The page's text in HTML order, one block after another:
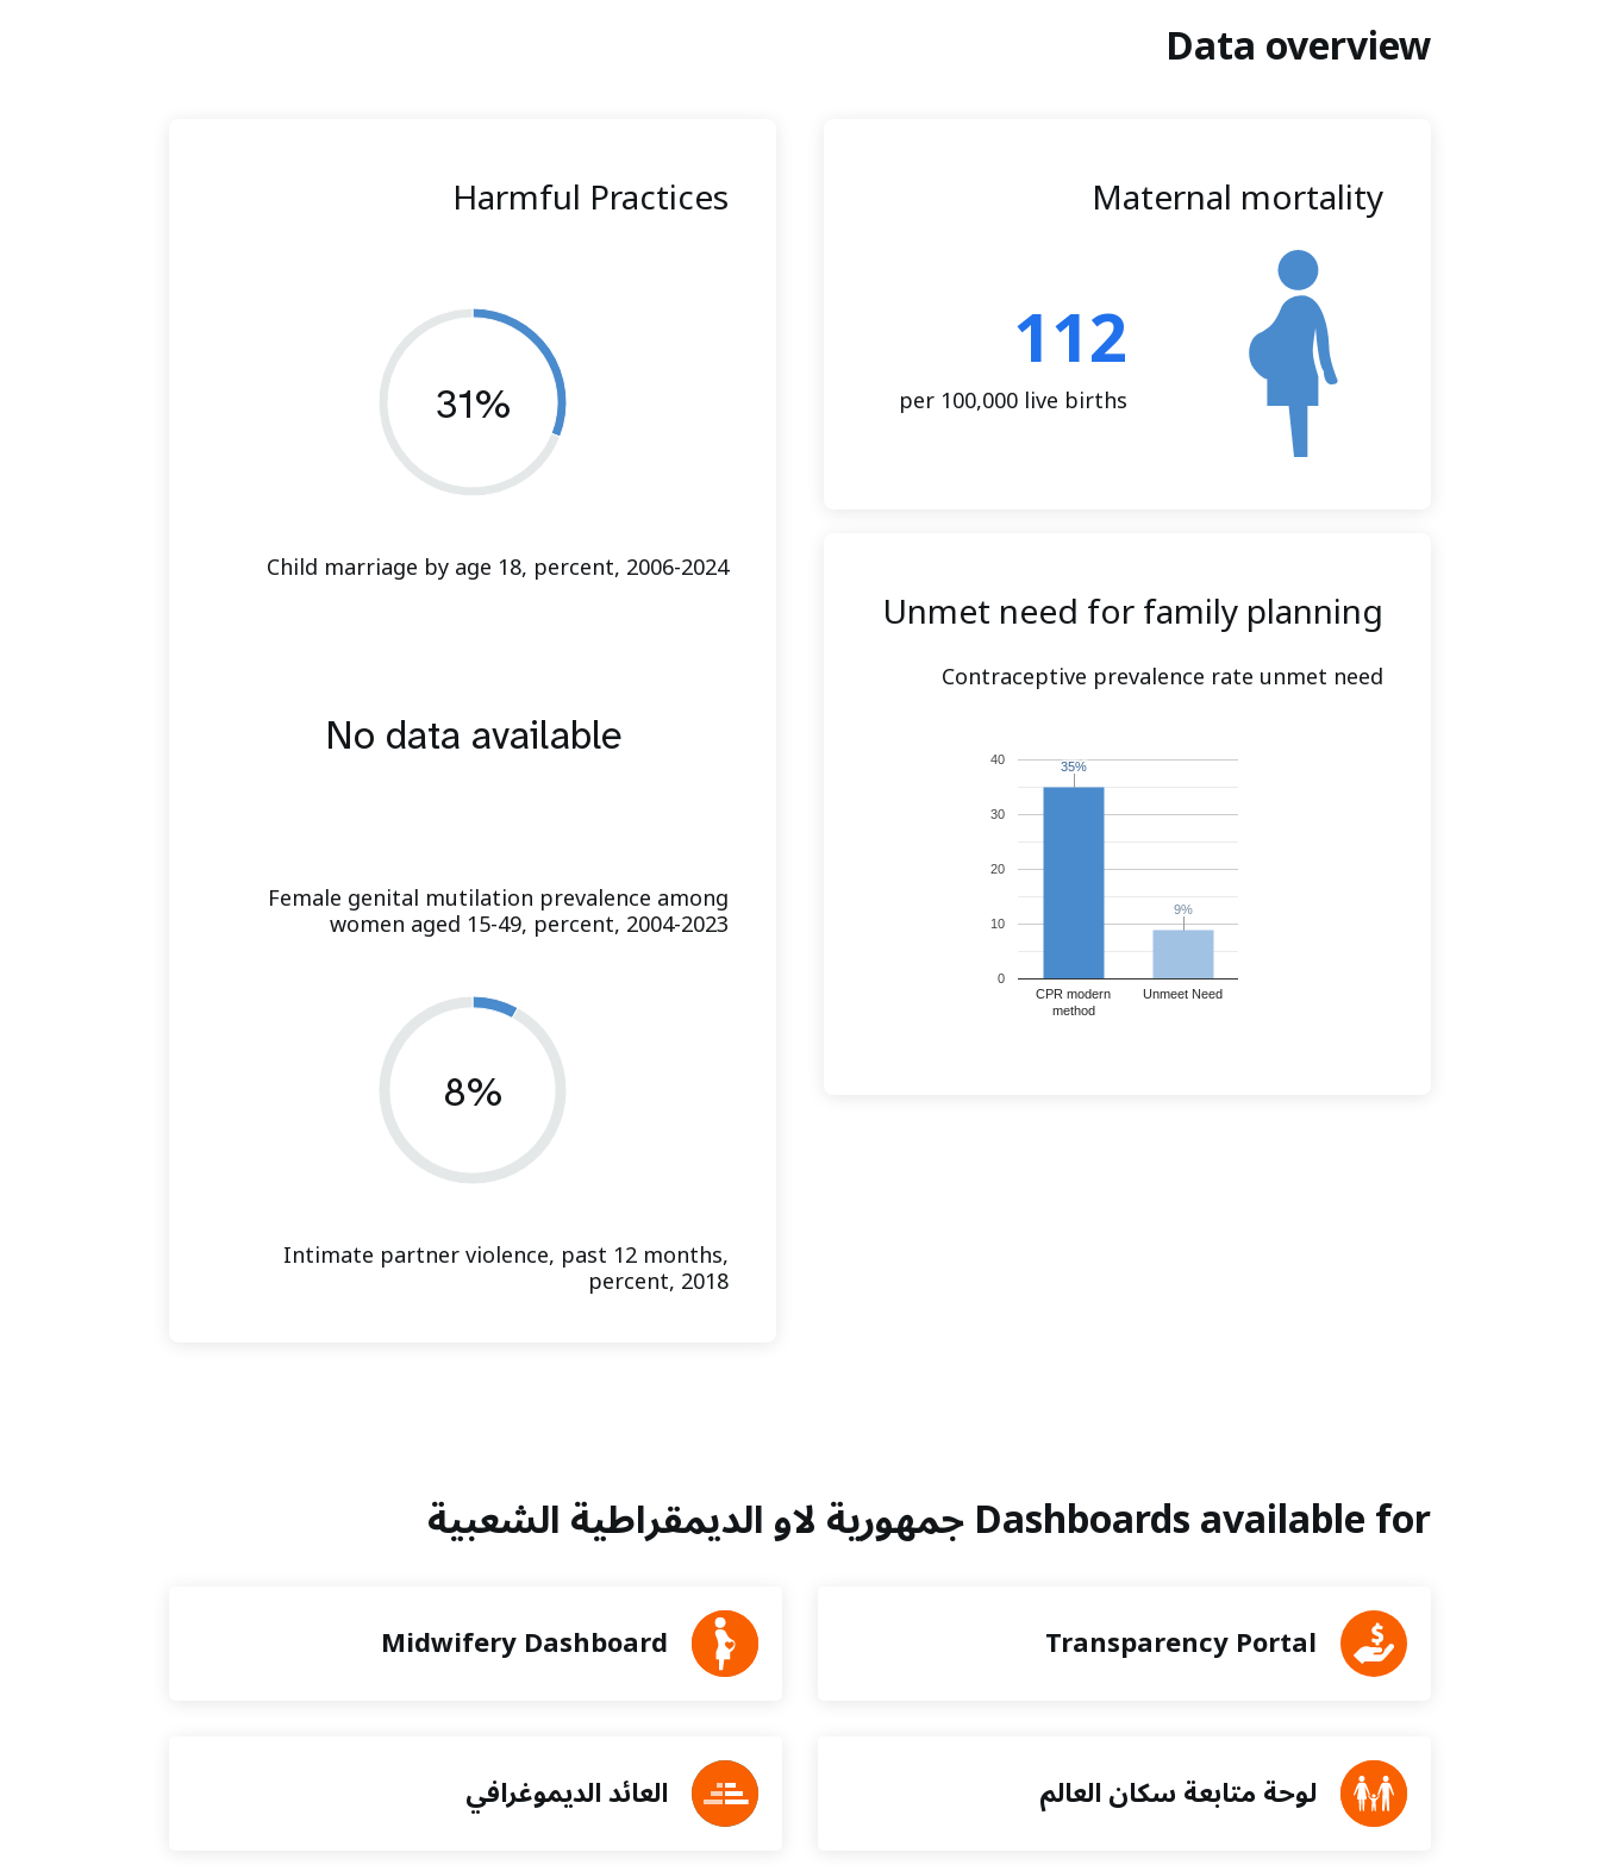
Data overview
Maternal mortality
112
per 100,000 live births
Unmet need for family planning
Contraceptive prevalence rate unmet need
CPR modern
method
Unmeet Need
0
10
20
30
40 35%
35%
9%
9%
Harmful Practices
31%
Child marriage by age 18, percent, 2006-2024
No data available
Female genital mutilation prevalence among
women aged 15-49, percent, 2004-2023
8%
Intimate partner violence, past 12 months,
percent, 2018
Dashboards available for جمهورية لاو الديمقراطية الشعبية
Transparency Portal
Midwifery Dashboard
لوحة متابعة سكان العالم العائد الديموغرافي